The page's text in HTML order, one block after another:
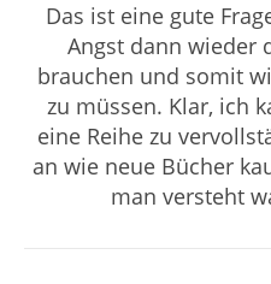
Das ist eine gute
Angst dann wieder
brauchen und somit
zu müssen. Klar, ich
eine Reihe zu
an wie neue Bücher
man versteht